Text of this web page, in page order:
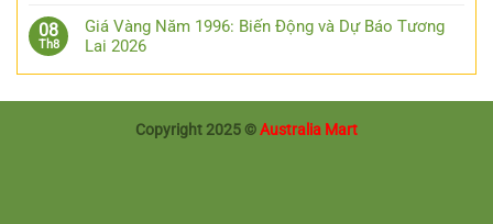
08
Th8
Giá Vàng Năm 1996: Biến Động và Dự Báo Tương
Lai 2026
Copyright 2025 ©Australia Mart